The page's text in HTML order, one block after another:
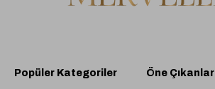
Popüler Kategoriler Öne Çıkanlar